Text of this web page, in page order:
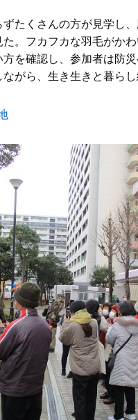
たくさんの方が見学し
。フカフカな羽毛がか
を確認し、参加者は防災
がら、生き生きと暮ら